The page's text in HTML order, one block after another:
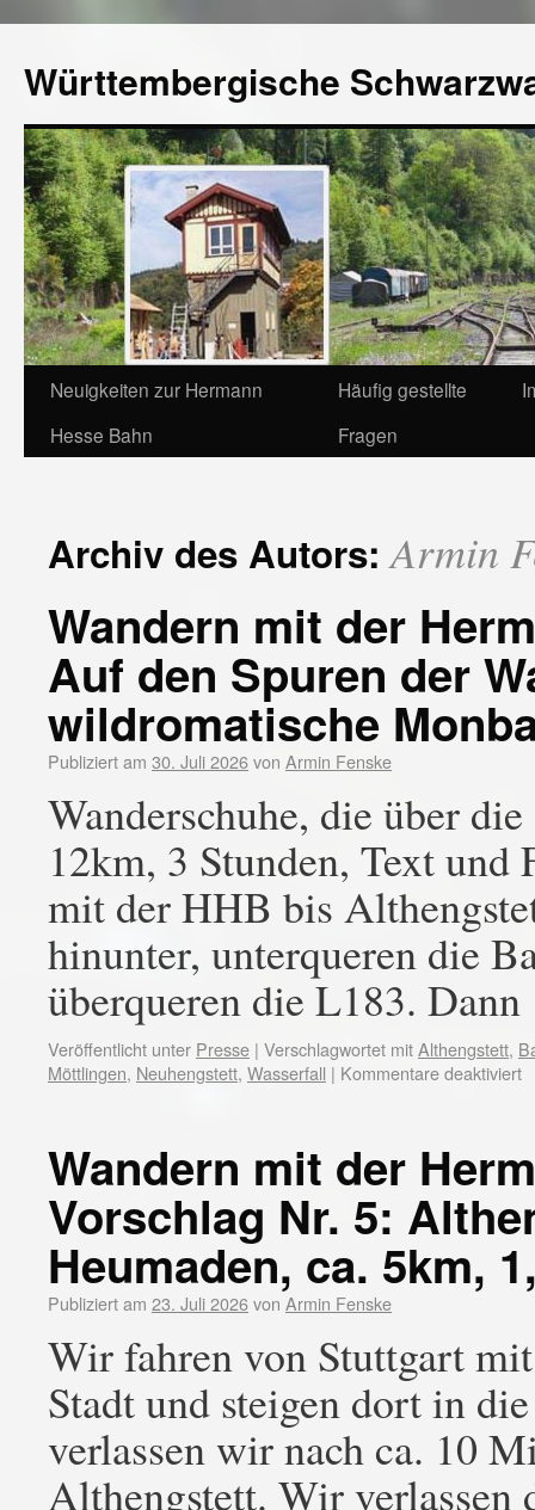
Württembergische
Neuigkeiten zur Hermann
Hesse Bahn
Häufig gestellte
Fragen
Archiv des Autors:Armin
Wandern mit der
Auf den Spuren der
wildromatische
Publiziert am 30. Juli 2026von Armin Fenske
Wanderschuhe, die über
12km, 3 Stunden, Text
mit der HHB bis
hinunter, unterqueren die
überqueren die L183.
Veröffentlicht unter Presse | Verschlagwortet mitAlthengstett,
Möttlingen, Neuhengstett, Wasserfall | Kommentare deaktiviert
Wandern mit der
Vorschlag Nr. 5:
Heumaden, ca. 5km,
Publiziert am 23. Juli 2026von Armin Fenske
Wir fahren von Stuttgart
Stadt und steigen dort in
verlassen wir nach ca. 10
Althengstett. Wir verlassen